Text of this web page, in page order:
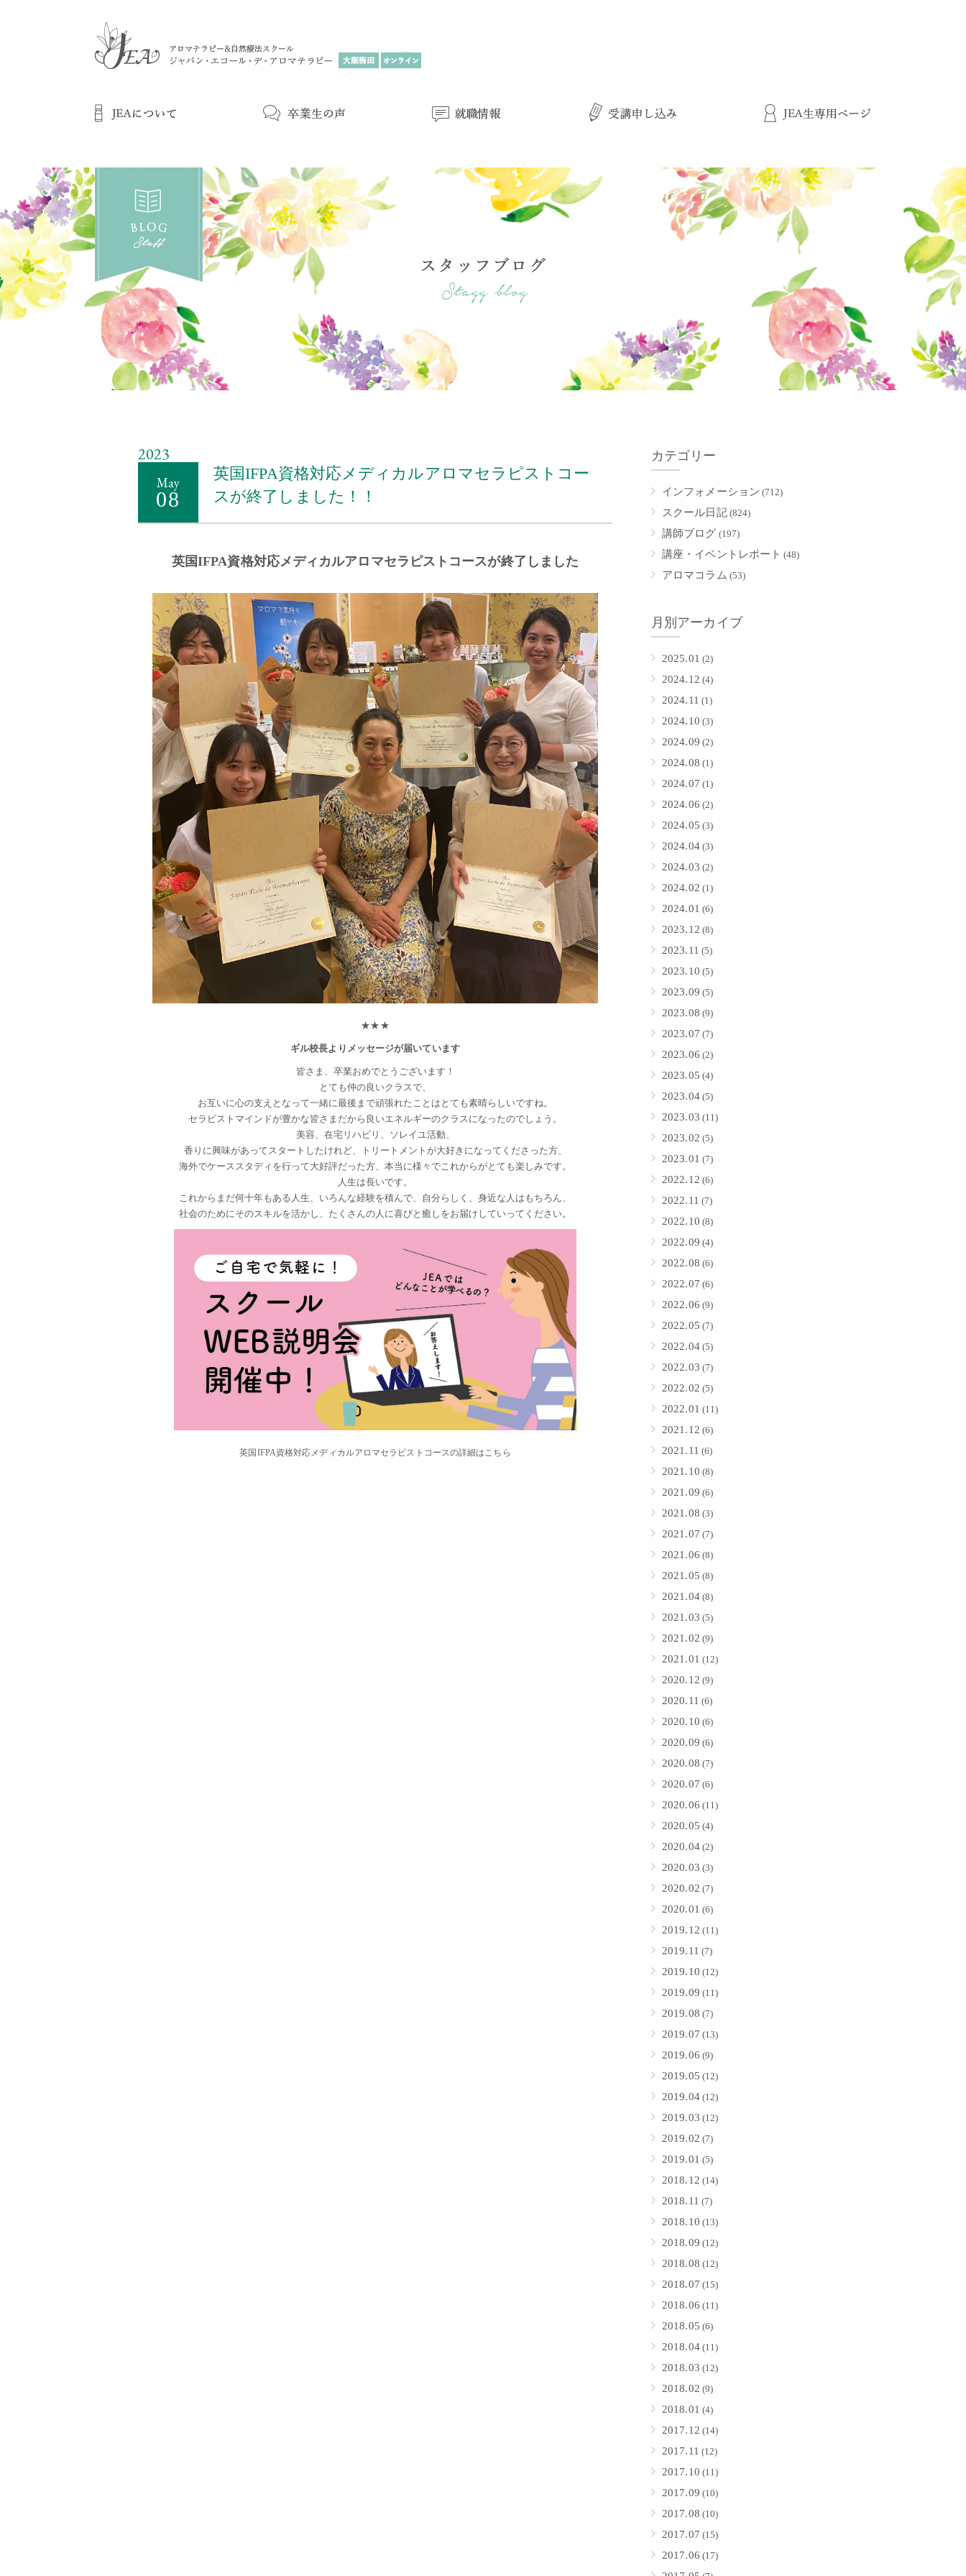
2023
May
08
英国IFPA資格対応メディカルアロマセラピストコー
スが終了しました！！
英国IFPA資格対応メディカルアロマセラピストコースが終了しました
★★★
ギル校長よりメッセージが届いています
皆さま、卒業おめでとうございます！
とても仲の良いクラスで、
お互いに心の支えとなって一緒に最後まで頑張れたことはとても素晴らしいですね。
セラピストマインドが豊かな皆さまだから良いエネルギーのクラスになったのでしょう。
美容、在宅リハビリ、ソレイユ活動、
香りに興味があってスタートしたけれど、トリートメントが大好きになってくださった方、
海外でケーススタディを行って大好評だった方、本当に様々でこれからがとても楽しみです。
人生は長いです。
これからまだ何十年もある人生、いろんな経験を積んで、自分らしく、身近な人はもちろん、
社会のためにそのスキルを活かし、たくさんの人に喜びと癒しをお届けしていってください。
英国IFPA資格対応メディカルアロマセラピストコースの詳細はこちら
カテゴリー
インフォメーション (712)
スクール日記(824)
講師ブログ (197)
講座・イベントレポート (48)
アロマコラム (53)
月別アーカイブ
2025.01 (2)
2024.12 (4)
2024.11 (1)
2024.10 (3)
2024.09 (2)
2024.08 (1)
2024.07 (1)
2024.06 (2)
2024.05 (3)
2024.04(3)
2024.03 (2)
2024.02 (1)
2024.01 (6)
2023.12 (8)
2023.11 (5)
2023.10 (5)
2023.09 (5)
2023.08 (9)
2023.07 (7)
2023.06 (2)
2023.05 (4)
2023.04(5)
2023.03 (11)
2023.02 (5)
2023.01 (7)
2022.12 (6)
2022.11 (7)
2022.10 (8)
2022.09 (4)
2022.08 (6)
2022.07 (6)
2022.06 (9)
2022.05 (7)
2022.04(5)
2022.03 (7)
2022.02 (5)
2022.01 (11)
2021.12 (6)
2021.11 (6)
2021.10 (8)
2021.09 (6)
2021.08 (3)
2021.07 (7)
2021.06 (8)
2021.05 (8)
2021.04(8)
2021.03 (5)
2021.02 (9)
2021.01 (12)
2020.12 (9)
2020.11 (6)
2020.10 (6)
2020.09 (6)
2020.08 (7)
2020.07 (6)
2020.06 (11)
2020.05 (4)
2020.04(2)
2020.03 (3)
2020.02 (7)
2020.01 (6)
2019.12 (11)
2019.11 (7)
2019.10 (12)
2019.09 (11)
2019.08 (7)
2019.07 (13)
2019.06 (9)
2019.05 (12)
2019.04(12)
2019.03 (12)
2019.02 (7)
2019.01 (5)
2018.12 (14)
2018.11 (7)
2018.10 (13)
2018.09 (12)
2018.08 (12)
2018.07 (15)
2018.06 (11)
2018.05 (6)
2018.04(11)
2018.03 (12)
2018.02 (9)
2018.01 (4)
2017.12 (14)
2017.11 (12)
2017.10 (11)
2017.09 (10)
2017.08 (10)
2017.07 (15)
2017.06 (17)